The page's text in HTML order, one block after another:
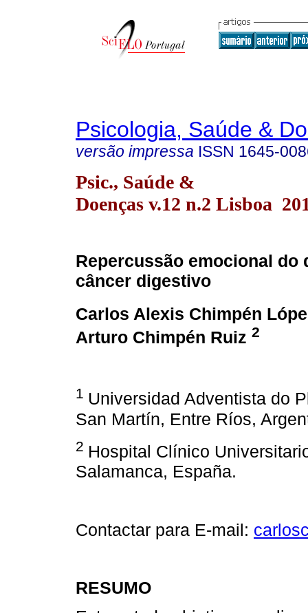
Psicologia, Saúde &
versão impressa ISSN 1645-
Psic., Saúde &
Doenças v.12 n.2 Lisboa
Repercussão emocional do
câncer digestivo
Carlos Alexis Chimpén
Arturo Chimpén Ruiz 2
1 Universidad Adventista do
San Martín, Entre Ríos,
2 Hospital Clínico
Salamanca, España.
Contactar para E-mail:
RESUMO